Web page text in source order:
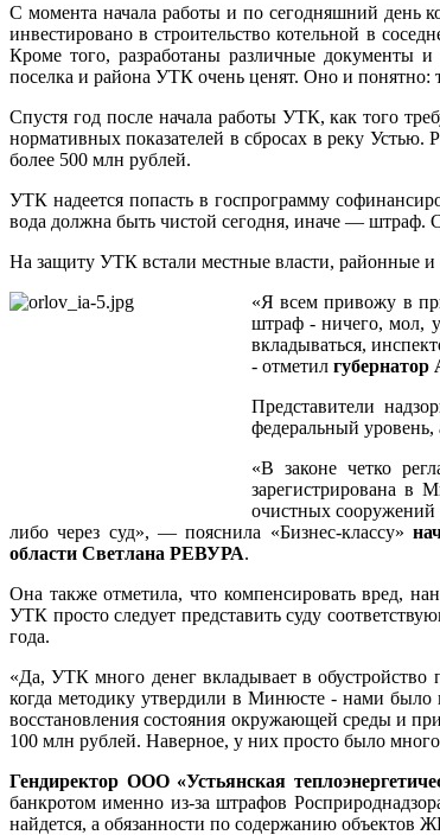
С момента начала работы и по сегодняшний день
инвестировано в строительство котельной в
Кроме того, разработаны различные документы
поселка и района УТК очень ценят. Оно и понятно:
Спустя год после начала работы УТК, как того
нормативных показателей в сбросах в реку
более 500 млн рублей.
УТК надеется попасть в госпрограмму
вода должна быть чистой сегодня, иначе — штраф.
На защиту УТК встали местные власти, районные и
«Я всем привожу в
штраф - ничего, мол,
вкладываться,
- отметил
Представители
федеральный
«В законе четко
зарегистрирована в
очистных сооружений
либо через суд», — пояснила «Бизнес-классу»
области Светлана РЕВУРА.
Она также отметила, что компенсировать вред,
УТК просто следует представить суду
года.
«Да, УТК много денег вкладывает в обустройство
когда методику утвердили в Минюсте - нами
восстановления состояния окружающей среды и
100 млн рублей. Наверное, у них просто было много
Гендиректор ООО «Устьянская
банкротом именно из-за штрафов
найдется, а обязанности по содержанию объектов